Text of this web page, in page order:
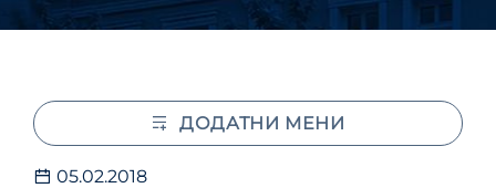
05.02.2018
ДОДАТНИ МЕНИ